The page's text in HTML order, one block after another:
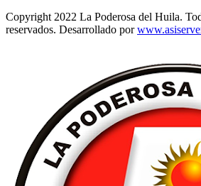
Copyright 2022 La Poderosa del Huila.
reservados. Desarrollado por